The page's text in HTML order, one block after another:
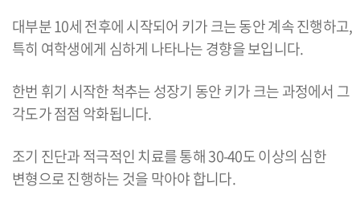
대부분 10세 전후에 시작되어 키가 크는 동안 계속 진행하고,
특히 여학생에게 심하게 나타나는 경향을 보입니다.
한번 휘기 시작한 척추는 성장기 동안 키가 크는 과정에서 그
각도가 점점 악화됩니다.
조기 진단과 적극적인 치료를 통해 30-40도 이상의 심한
변형으로 진행하는 것을 막아야 합니다.